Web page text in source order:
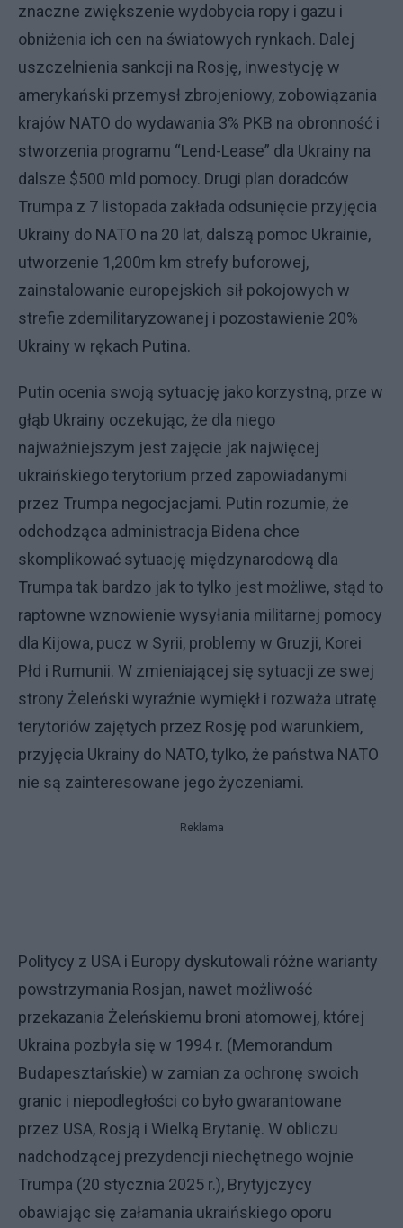
znaczne zwiększenie wydobycia ropy i gazu i
obniżenia ich cen na światowych rynkach. Dalej
uszczelnienia sankcji na Rosję, inwestycję w
amerykański przemysł zbrojeniowy, zobowiązania
krajów NATO do wydawania 3% PKB na obronność i
stworzenia programu “Lend-Lease” dla Ukrainy na
dalsze $500 mld pomocy. Drugi plan doradców
Trumpa z 7 listopada zakłada odsunięcie przyjęcia
Ukrainy do NATO na 20 lat, dalszą pomoc Ukrainie,
utworzenie 1,200m km strefy buforowej,
zainstalowanie europejskich sił pokojowych w
strefie zdemilitaryzowanej i pozostawienie 20%
Ukrainy w rękach Putina.
Putin ocenia swoją sytuację jako korzystną, prze w
głąb Ukrainy oczekując, że dla niego
najważniejszym jest zajęcie jak najwięcej
ukraińskiego terytorium przed zapowiadanymi
przez Trumpa negocjacjami. Putin rozumie, że
odchodząca administracja Bidena chce
skomplikować sytuację międzynarodową dla
Trumpa tak bardzo jak to tylko jest możliwe, stąd to
raptowne wznowienie wysyłania militarnej pomocy
dla Kijowa, pucz w Syrii, problemy w Gruzji, Korei
Płd i Rumunii. W zmieniającej się sytuacji ze swej
strony Żeleński wyraźnie wymiękł i rozważa utratę
terytoriów zajętych przez Rosję pod warunkiem,
przyjęcia Ukrainy do NATO, tylko, że państwa NATO
nie są zainteresowane jego życzeniami.
Reklama
Politycy z USA i Europy dyskutowali różne warianty
powstrzymania Rosjan, nawet możliwość
przekazania Żeleńskiemu broni atomowej, której
Ukraina pozbyła się w 1994 r. (Memorandum
Budapesztańskie) w zamian za ochronę swoich
granic i niepodległości co było gwarantowane
przez USA, Rosją i Wielką Brytanię. W obliczu
nadchodzącej prezydencji niechętnego wojnie
Trumpa (20 stycznia 2025 r.), Brytyjczycy
obawiając się załamania ukraińskiego oporu